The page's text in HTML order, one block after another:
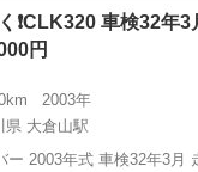
は設立２周年を迎える事
CLK ミツクニ
❗️CLK320 車検32年3
円
2003年
県 大倉山駅
2003年式 車検32年3月